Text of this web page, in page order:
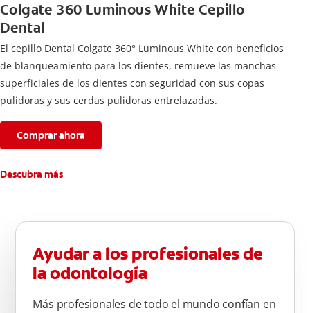
Colgate 360 Luminous White Cepillo
Dental
El cepillo Dental Colgate 360° Luminous White con beneficios
de blanqueamiento para los dientes, remueve las manchas
superficiales de los dientes con seguridad con sus copas
pulidoras y sus cerdas pulidoras entrelazadas.
Comprar ahora
Descubra más
Ayudar a los profesionales de
la odontología
Más profesionales de todo el mundo confían en